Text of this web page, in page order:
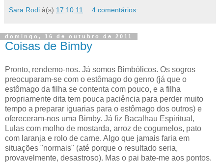
Sara Rodi à(s) 17.10.11 4 comentários:
domingo, 16 de outubro de 2011
Coisas de Bimby
Pronto, rendemo-nos. Já somos Bimbólicos. Os sogros
preocuparam-se com o estômago do genro (já que o
estômago da filha se contenta com pouco, e a filha
propriamente dita tem pouca paciência para perder muito
tempo a preparar iguarias para o estômago dos outros) e
ofereceram-nos uma Bimby. Já fiz Bacalhau Espiritual,
Lulas com molho de mostarda, arroz de cogumelos, pato
com laranja e rolo de carne. Algo que jamais faria em
situações "normais" (até porque o resultado seria,
provavelmente, desastroso). Mas o pai bate-me aos pontos.